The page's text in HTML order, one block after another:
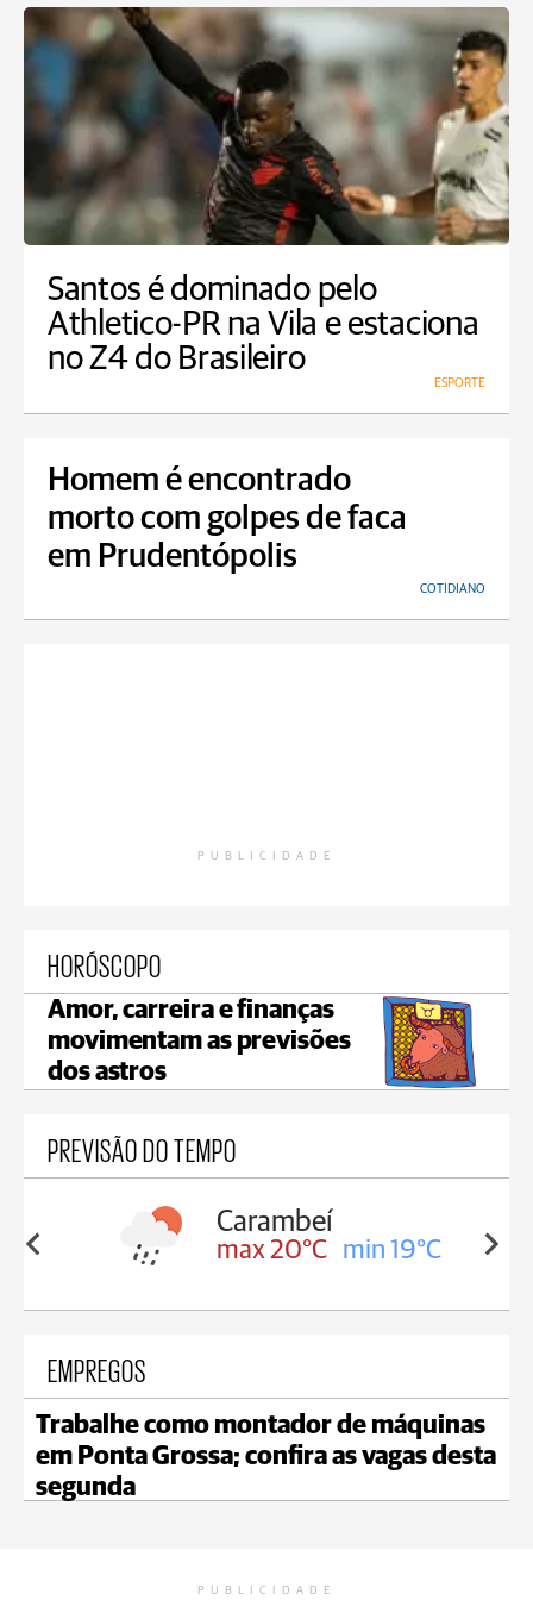
Santos é dominado pelo
Athletico-PR na Vila e estaciona
no Z4 do Brasileiro
ESPORTE
Homem é encontrado
morto com golpes de faca
em Prudentópolis
COTIDIANO
PUBLICIDADE
HORÓSCOPO
Amor, carreira e finanças
movimentam as previsões
dos astros
PREVISÃO DO TEMPO
19°C
Carambeí
max 20°C min 19°C
EMPREGOS
Trabalhe como montador de máquinas
em Ponta Grossa; confira as vagas desta
segunda
PUBLICIDADE